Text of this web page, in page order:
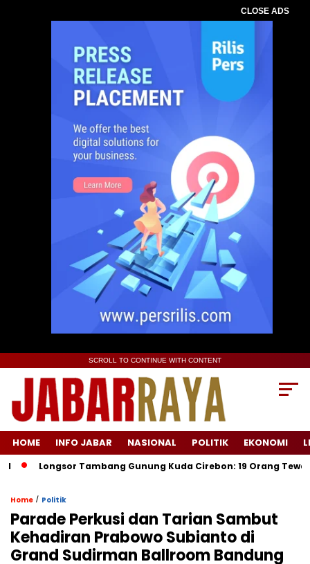
CLOSE ADS
SCROLL TO CONTINUE WITH CONTENT
HOME INFO JABAR NASIONAL POLITIK EKONOMI
Longsor Tambang Gunung Kuda Cirebon: 19 Orang Tewas,
Home / Politik
Parade Perkusi dan Tarian Sambut
Kehadiran Prabowo Subianto di
Grand Sudirman Ballroom Bandung